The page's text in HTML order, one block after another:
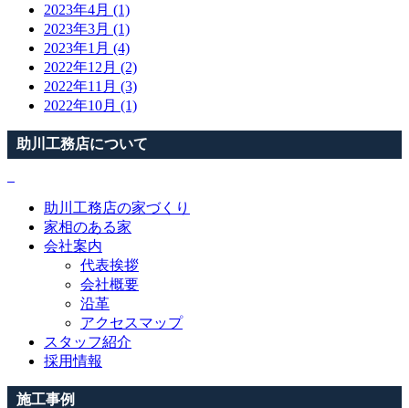
2023年4月 (1)
2023年3月 (1)
2023年1月 (4)
2022年12月 (2)
2022年11月 (3)
2022年10月 (1)
助川工務店について
助川工務店の家づくり
家相のある家
会社案内
代表挨拶
会社概要
沿革
アクセスマップ
スタッフ紹介
採用情報
施工事例